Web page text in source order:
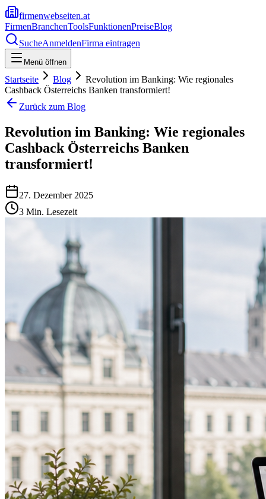
firmenwebseiten.at
FirmenBranchenToolsFunktionenPreiseBlog
SucheAnmeldenFirma eintragen
Menü öffnen
Startseite Blog
Revolution im Banking: Wie regionales
Cashback Österreichs Banken transformiert!
Zurück zum Blog
Revolution im Banking: Wie regionales
Cashback Österreichs Banken
transformiert!
27. Dezember 2025
3 Min. Lesezeit